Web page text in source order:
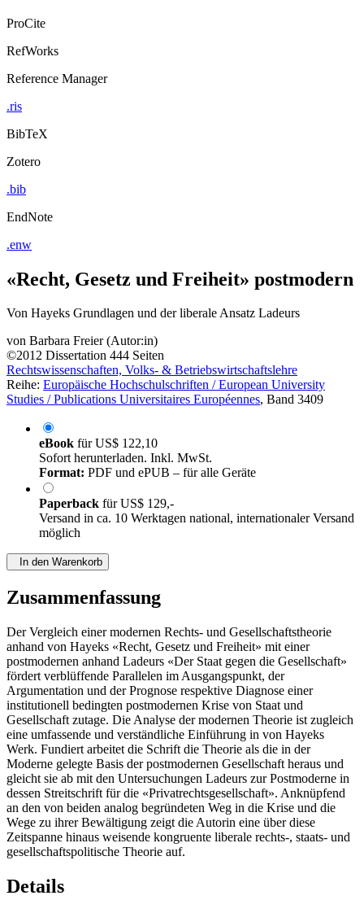
ProCite
RefWorks
Reference Manager
.ris
BibTeX
Zotero
.bib
EndNote
.enw
«Recht, Gesetz und Freiheit» postmodern
Von Hayeks Grundlagen und der liberale Ansatz Ladeurs
von Barbara Freier (Autor:in)
©2012 Dissertation 444 Seiten
Rechtswissenschaften, Volks- & Betriebswirtschaftslehre
Reihe: Europäische Hochschulschriften / European University
Studies / Publications Universitaires Européennes, Band 3409
eBook fürUS$ 122,10
Sofort herunterladen. Inkl. MwSt.
Format: PDF und ePUB – für alle Geräte
Paperback fürUS$ 129,-
Versand in ca. 10 Werktagen national, internationaler Versand
möglich
In den Warenkorb
Zusammenfassung
Der Vergleich einer modernen Rechts- und Gesellschaftstheorie
anhand von Hayeks «Recht, Gesetz und Freiheit» mit einer
postmodernen anhand Ladeurs «Der Staat gegen die Gesellschaft»
fördert verblüffende Parallelen im Ausgangspunkt, der
Argumentation und der Prognose respektive Diagnose einer
institutionell bedingten postmodernen Krise von Staat und
Gesellschaft zutage. Die Analyse der modernen Theorie ist zugleich
eine umfassende und verständliche Einführung in von Hayeks
Werk. Fundiert arbeitet die Schrift die Theorie als die in der
Moderne gelegte Basis der postmodernen Gesellschaft heraus und
gleicht sie ab mit den Untersuchungen Ladeurs zur Postmoderne in
dessen Streitschrift für die «Privatrechtsgesellschaft». Anknüpfend
an den von beiden analog begründeten Weg in die Krise und die
Wege zu ihrer Bewältigung zeigt die Autorin eine über diese
Zeitspanne hinaus weisende kongruente liberale rechts-, staats- und
gesellschaftspolitische Theorie auf.
Details